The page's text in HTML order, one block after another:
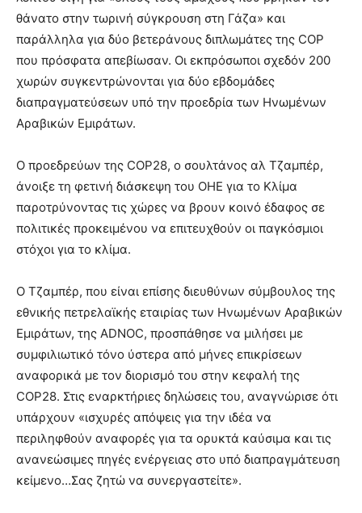
θάνατο στην τωρινή σύγκρουση στη Γάζα» και
παράλληλα για δύο βετεράνους διπλωμάτες της COP
που πρόσφατα απεβίωσαν. Οι εκπρόσωποι σχεδόν 200
χωρών συγκεντρώνονται για δύο εβδομάδες
διαπραγματεύσεων υπό την προεδρία των Ηνωμένων
Αραβικών Εμιράτων.
Ο προεδρεύων της COP28, ο σουλτάνος αλ Τζαμπέρ,
άνοιξε τη φετινή διάσκεψη του ΟΗΕ για το Κλίμα
παροτρύνοντας τις χώρες να βρουν κοινό έδαφος σε
πολιτικές προκειμένου να επιτευχθούν οι παγκόσμιοι
στόχοι για το κλίμα.
Ο Τζαμπέρ, που είναι επίσης διευθύνων σύμβουλος της
εθνικής πετρελαϊκής εταιρίας των Ηνωμένων Αραβικών
Εμιράτων, της ADNOC, προσπάθησε να μιλήσει με
συμφιλιωτικό τόνο ύστερα από μήνες επικρίσεων
αναφορικά με τον διορισμό του στην κεφαλή της
COP28. Στις εναρκτήριες δηλώσεις του, αναγνώρισε ότι
υπάρχουν «ισχυρές απόψεις για την ιδέα να
περιληφθούν αναφορές για τα ορυκτά καύσιμα και τις
ανανεώσιμες πηγές ενέργειας στο υπό διαπραγμάτευση
κείμενο…Σας ζητώ να συνεργαστείτε».